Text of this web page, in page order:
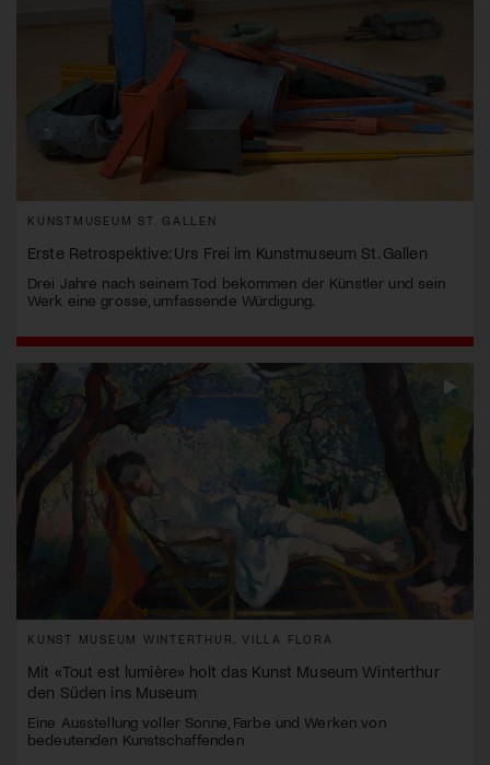
KUNSTMUSEUM ST. GALLEN
Erste Retrospektive: Urs Frei im Kunstmuseum St. Gallen
Drei Jahre nach seinem Tod bekommen der Künstler und sein
Werk eine grosse, umfassende Würdigung.
KUNST MUSEUM WINTERTHUR, VILLA FLORA
Mit «Tout est lumière» holt das Kunst Museum Winterthur
den Süden ins Museum
Eine Ausstellung voller Sonne, Farbe und Werken von
bedeutenden Kunstschaffenden